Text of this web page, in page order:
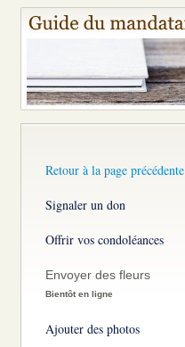
Retour à la page précédente
Signaler un don
Offrir vos condoléances
Envoyer des fleurs
Bientôt en ligne
Ajouter des photos